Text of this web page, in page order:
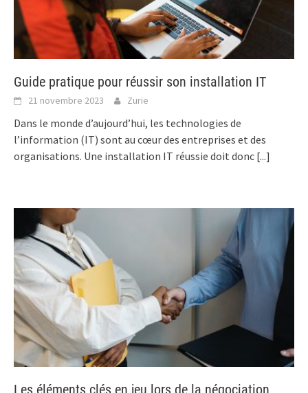
Guide pratique pour réussir son installation IT
21 novembre 2023 Zurie
Dans le monde d’aujourd’hui, les technologies de
l’information (IT) sont au cœur des entreprises et des
organisations. Une installation IT réussie doit donc [...]
Les éléments clés en jeu lors de la négociation